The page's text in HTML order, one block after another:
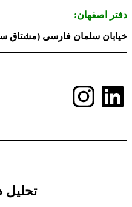
دفتر اصفهان:
خیابان سلمان فارسی (مشتاق
لینکداین
تحلیل